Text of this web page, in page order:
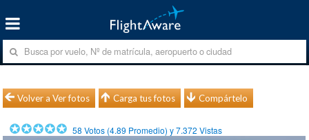
Volver a Ver fotos Carga tus fotos Compártelo
58 Votos (4.89 Promedio) y7.372 Vistas